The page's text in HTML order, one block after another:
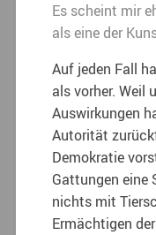
Es scheint mir
als eine der
Auf jeden Fall
als vorher. Weil
Auswirkungen
Autorität
Demokratie
Gattungen eine
nichts mit
Ermächtigen